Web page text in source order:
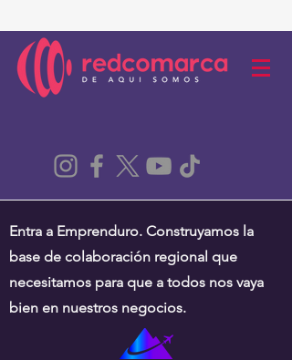
Entra a Emprenduro. Construyamos la
base de colaboración regional que
necesitamos para que a todos nos vaya
bien en nuestros negocios.